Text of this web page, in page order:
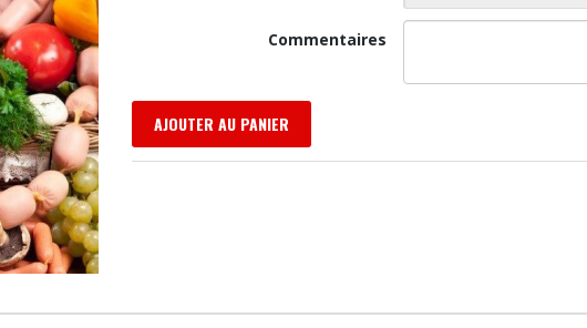
Commentaires
AJOUTER AU PANIER